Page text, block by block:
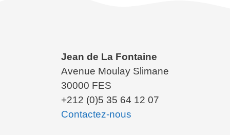
Jean de La Fontaine
Avenue Moulay Slimane
30000 FES
+212 (0)5 35 64 12 07
Contactez-nous